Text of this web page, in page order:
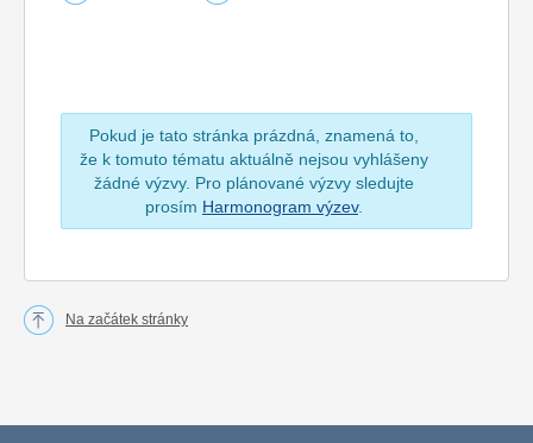
Pokud je tato stránka prázdná, znamená to,
že k tomuto tématu aktuálně nejsou vyhlášeny
žádné výzvy. Pro plánované výzvy sledujte
prosím Harmonogram výzev.
Na začátek stránky